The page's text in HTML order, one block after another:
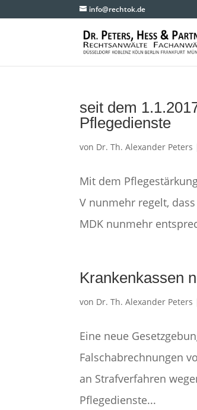
info@rechtok.de
seit dem
Pflegedienste
von Dr. Th. Alexander Peters
Mit dem
V nunmehr regelt,
MDK nunmehr
Krankenkassen
von Dr. Th. Alexander Peters
Eine neue
Falschabrechnungen
an Strafverfahren
Pflegedienste...